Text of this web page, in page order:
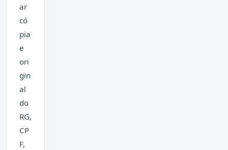
ar
có
pia
e
ori
gin
al
do
RG,
CP
F,